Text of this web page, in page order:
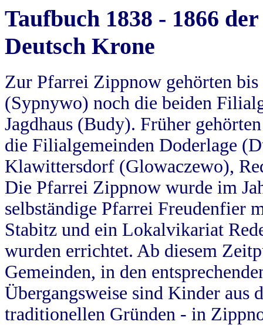
Taufbuch 1838 - 1866
Deutsch Krone
Zur Pfarrei Zippnow gehörten
(Sypnywo) noch die beiden
Jagdhaus (Budy). Früher
die Filialgemeinden Doderlage
Klawittersdorf (Glowaczewo),
Die Pfarrei Zippnow wurde im
selbständige Pfarrei Freudenfier
Stabitz und ein Lokalvikariat
wurden errichtet. Ab diesem
Gemeinden, in den
Übergangsweise sind Kinder aus
traditionellen Gründen - in